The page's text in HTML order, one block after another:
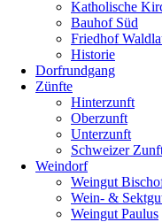
Katholische
Bauhof Süd
Friedhof
Historie
Dorfrundgang
Zünfte
Hinterzunft
Oberzunft
Unterzunft
Schweizer
Weindorf
Weingut
Wein- &
Weingut Paulus